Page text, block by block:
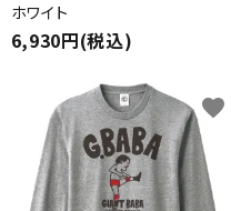
ホワイト
6,930円(税込)
favorite